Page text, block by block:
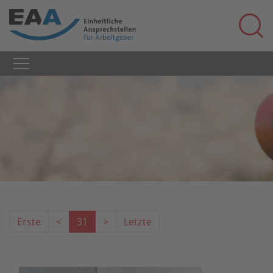
Erste < 31 > Letzte